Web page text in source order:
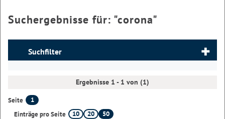
Suchergebnisse für: "corona"
Suchfilter
Ergebnisse 1 - 1 von (1)
Seite
1
Einträge pro Seite
10 20 50